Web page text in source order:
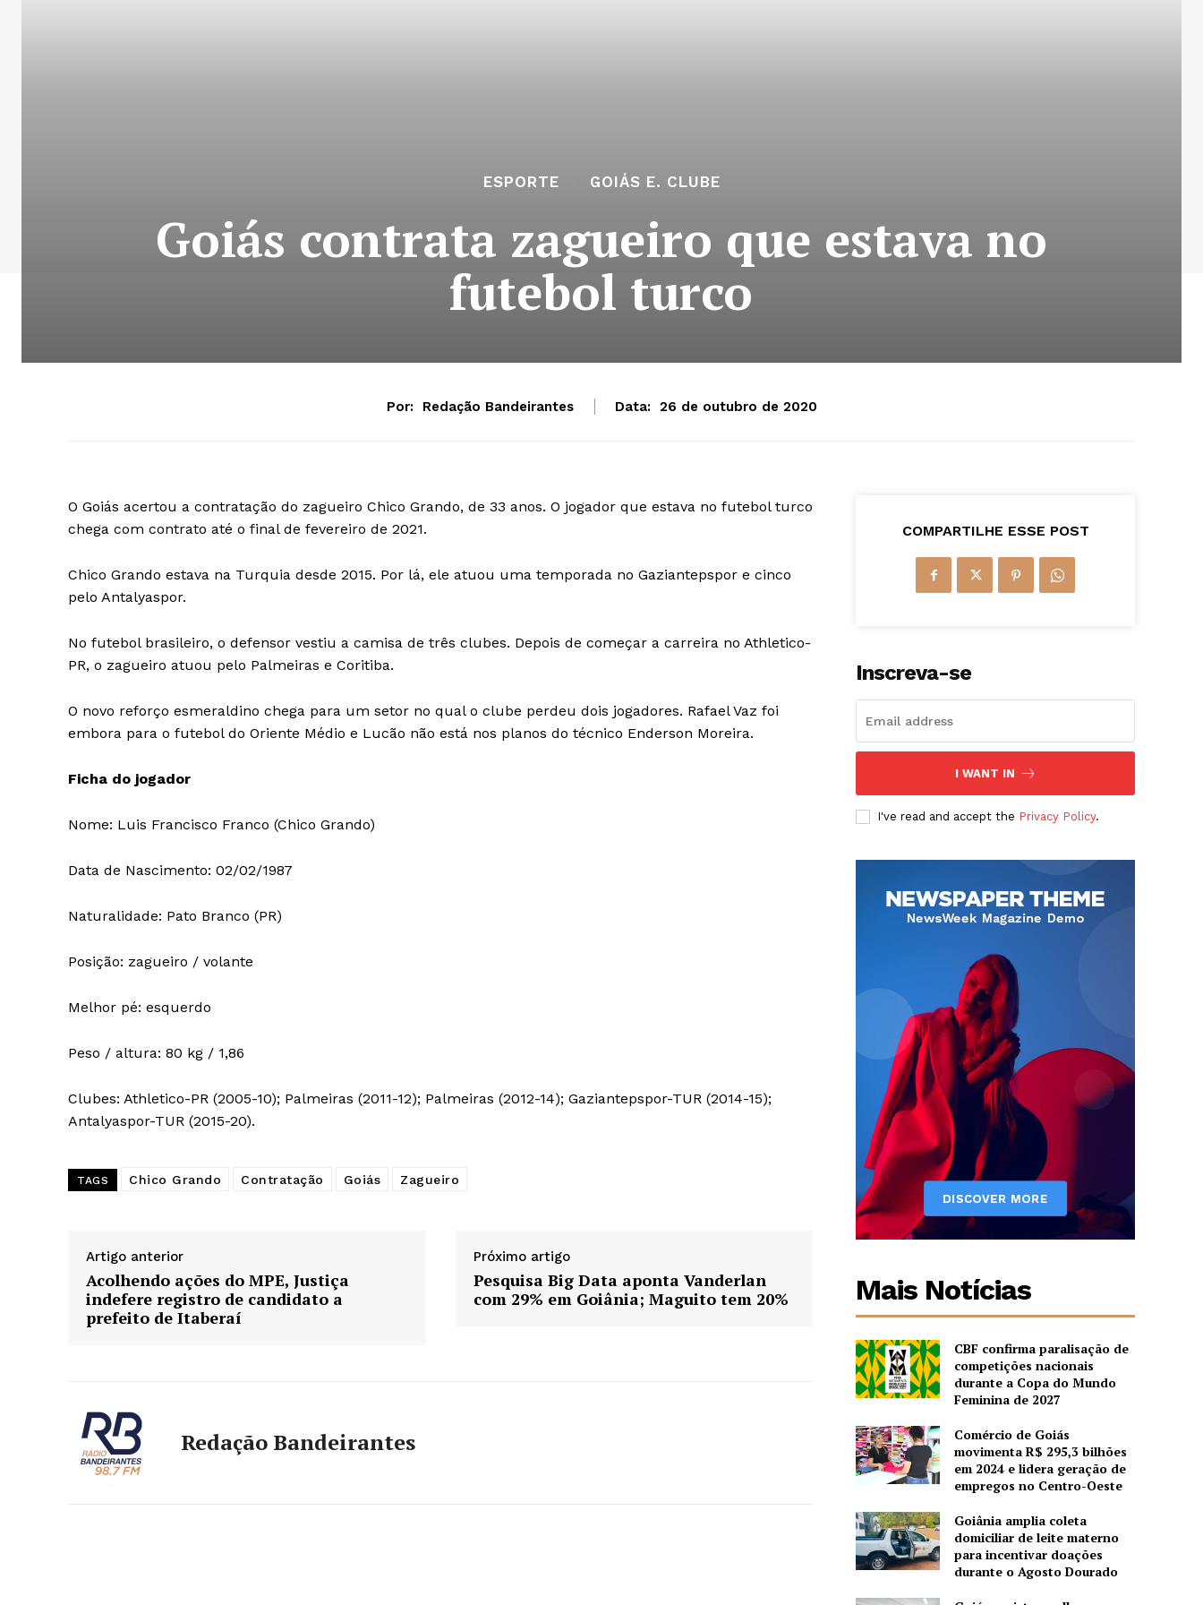
ESPORTE GOIÁS E. CLUBE
Goiás contrata zagueiro que estava no
futebol turco
Por: Redação Bandeirantes Data: 26 de outubro de 2020
O Goiás acertou a contratação do zagueiro Chico Grando, de 33 anos. O jogador que estava no futebol turco
chega com contrato até o final de fevereiro de 2021.
Chico Grando estava na Turquia desde 2015. Por lá, ele atuou uma temporada no Gaziantepspor e cinco
pelo Antalyaspor.
No futebol brasileiro, o defensor vestiu a camisa de três clubes. Depois de começar a carreira no Athletico-
PR, o zagueiro atuou pelo Palmeiras e Coritiba.
O novo reforço esmeraldino chega para um setor no qual o clube perdeu dois jogadores. Rafael Vaz foi
embora para o futebol do Oriente Médio e Lucão não está nos planos do técnico Enderson Moreira.
Ficha do jogador
Nome: Luis Francisco Franco (Chico Grando)
Data de Nascimento: 02/02/1987
Naturalidade: Pato Branco (PR)
Posição: zagueiro / volante
Melhor pé: esquerdo
Peso / altura: 80 kg / 1,86
Clubes: Athletico-PR (2005-10); Palmeiras (2011-12); Palmeiras (2012-14); Gaziantepspor-TUR (2014-15);
Antalyaspor-TUR (2015-20).
TAGS Chico Grando Contratação Goiás Zagueiro
Artigo anterior
Acolhendo ações do MPE, Justiça
indefere registro de candidato a
prefeito de Itaberaí
Próximo artigo
Pesquisa Big Data aponta Vanderlan
com 29% em Goiânia; Maguito tem 20%
Redação Bandeirantes
COMPARTILHE ESSE POST
Inscreva-se
I WANT IN
I've read and accept the Privacy Policy.
Mais Notícias
CBF confirma paralisação de
competições nacionais
durante a Copa do Mundo
Feminina de 2027
Comércio de Goiás
movimenta R$ 295,3 bilhões
em 2024 e lidera geração de
empregos no Centro-Oeste
Goiânia amplia coleta
domiciliar de leite materno
para incentivar doações
durante o Agosto Dourado